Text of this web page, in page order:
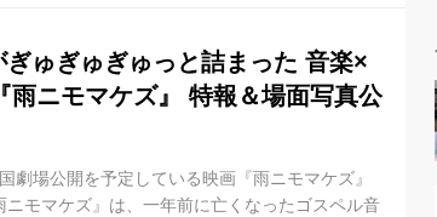
ゅぎゅぎゅっと詰まった 音楽×
雨ニモマケズ』 特報＆場面写真公
劇場公開を予定している映画『雨ニモマケズ』
モマケズ』は、一年前に亡くなったゴスペル音